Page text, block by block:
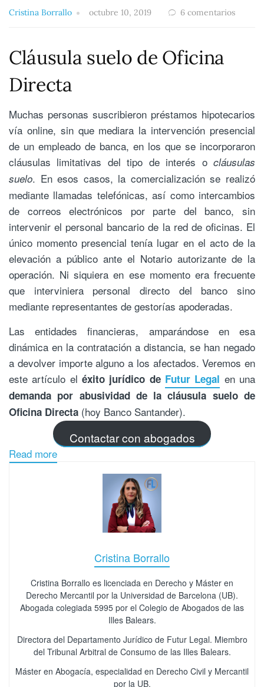
Cristina Borrallo octubre 10, 2019 6 comentarios
Cláusula suelo de Oficina
Directa
Muchas personas suscribieron préstamos hipotecarios
vía online, sin que mediara la intervención presencial
de un empleado de banca, en los que se incorporaron
cláusulas limitativas del tipo de interés o cláusulas
suelo. En esos casos, la comercialización se realizó
mediante llamadas telefónicas, así como intercambios
de correos electrónicos por parte del banco, sin
intervenir el personal bancario de la red de oficinas. El
único momento presencial tenía lugar en el acto de la
elevación a público ante el Notario autorizante de la
operación. Ni siquiera en ese momento era frecuente
que interviniera personal directo del banco sino
mediante representantes de gestorías apoderadas.
Las entidades financieras, amparándose en esa
dinámica en la contratación a distancia, se han negado
a devolver importe alguno a los afectados. Veremos en
este artículo el éxito jurídico de Futur Legal en una
demanda por abusividad de la cláusula suelo de
Oficina Directa (hoy Banco Santander).
Contactar con abogados
Read more
Cristina Borrallo
Cristina Borrallo es licenciada en Derecho y Máster en
Derecho Mercantil por la Universidad de Barcelona (UB).
Abogada colegiada 5995 por el Colegio de Abogados de las
Illes Balears.
Directora del Departamento Jurídico de Futur Legal. Miembro
del Tribunal Arbitral de Consumo de las Illes Balears.
Máster en Abogacía, especialidad en Derecho Civil y Mercantil
por la UB.